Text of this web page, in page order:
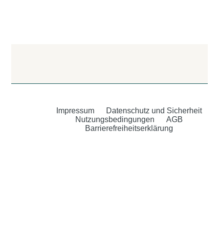
Impressum
Datenschutz und Sicherheit
Nutzungsbedingungen
AGB
Barrierefreiheitserklärung